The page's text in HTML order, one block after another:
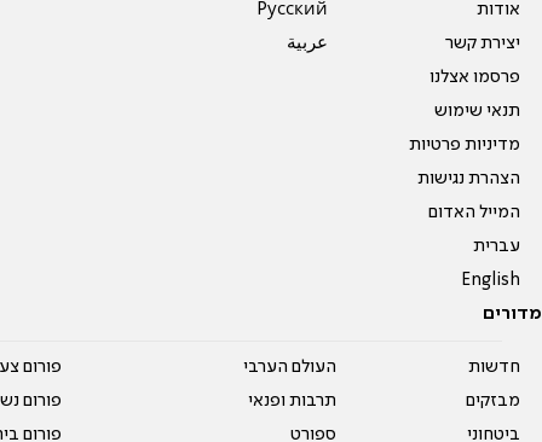
אודות
יצירת קשר
פרסמו אצלנו
תנאי שימוש
מדיניות פרטיות
הצהרת נגישות
המייל האדום
עברית
English
Pусский
عربية
מדורים
חדשות
מבזקים
ביטחוני
העולם הערבי
תרבות ופנאי
ספורט
פורום
פורום
פורום